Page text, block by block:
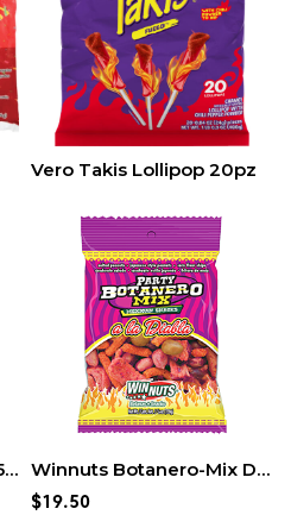
Vero Takis Lollipop 20pz
Winnuts Botanero-Mix 150gr (12pack) Winnuts Botanero-Mix Diabla 150gr (12 pack)
$19.50